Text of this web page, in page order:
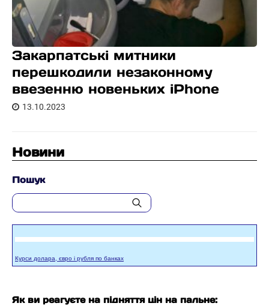
Закарпатські митники
перешкодили незаконному
ввезенню новеньких iPhone
13.10.2023
Новини
Пошук
Курси долара, євро і рубля по банках
Як ви реагуєте на підняття цін на пальне: